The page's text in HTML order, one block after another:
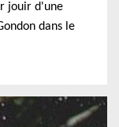
jouir d'une
dans le